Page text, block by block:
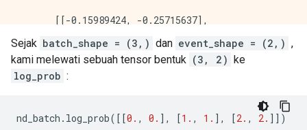
       [[-0.15989424, -0.25715637],
Sejak batch_shape = (3,) dan event_shape = (2,) ,
kami melewati sebuah tensor bentuk (3, 2) ke
log_prob :
nd_batch . log_prob([[0. , 0. ], [1. , 1. ], [2. , 2. ]])